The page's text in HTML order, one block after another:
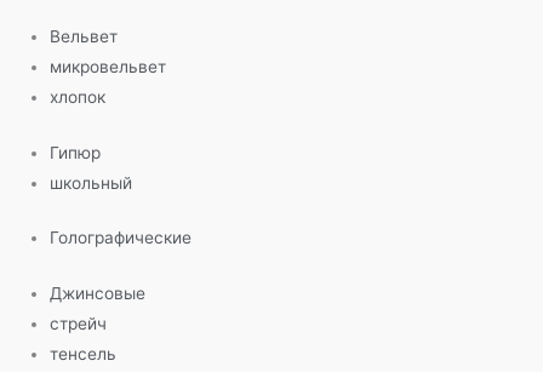
Вельвет
микровельвет
хлопок
Гипюр
школьный
Голографические
Джинсовые
стрейч
тенсель